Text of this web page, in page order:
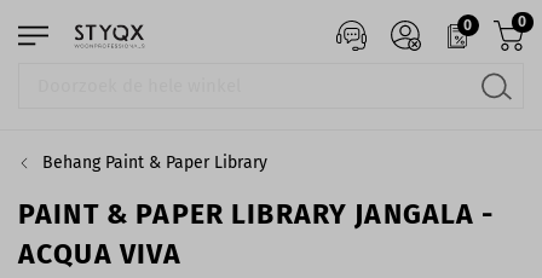
0 0
Behang Paint & Paper Library
PAINT & PAPER LIBRARY JANGALA -
ACQUA VIVA